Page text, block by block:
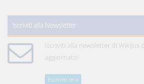
Iscriviti alla Newsletter
Iscriviti alla newsletter di WikiJus
aggiornato!
Iscriviti ora